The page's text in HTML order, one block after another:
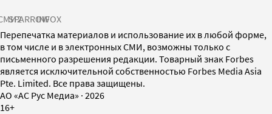
SPARROWINFOX
Перепечатка материалов и использование их в любой форме,
в том числе и в электронных СМИ, возможны только с
письменного разрешения редакции. Товарный знак Forbes
является исключительной собственностью Forbes Media Asia
Pte. Limited. Все права защищены.
AO «АС Рус Медиа» · 2026
16+